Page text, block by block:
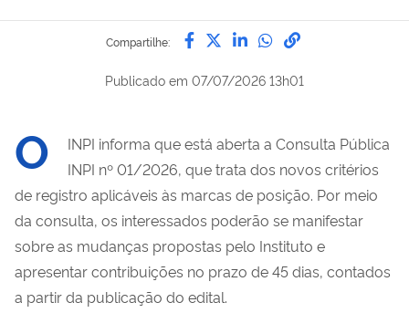
Compartilhe: Compartilhe por Facebook
Compartilhe por Twitter
Compartilhe por
Compartilhe
link para
Publicado em 07/07/2026 13h01
O
INPI informa que está aberta a Consulta Pública
INPI nº 01/2026, que trata dos novos critérios
de registro aplicáveis às marcas de posição. Por meio
da consulta, os interessados poderão se manifestar
sobre as mudanças propostas pelo Instituto e
apresentar contribuições no prazo de 45 dias, contados
a partir da publicação do edital.